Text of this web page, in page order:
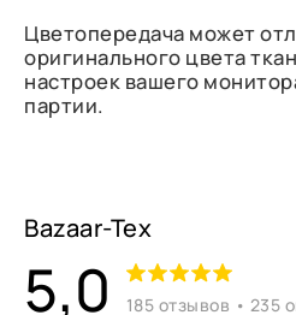
Цветопередача может
оригинального цвета
настроек вашего
партии.
Bazaar-Tex
5,0 185 отзывов • 235